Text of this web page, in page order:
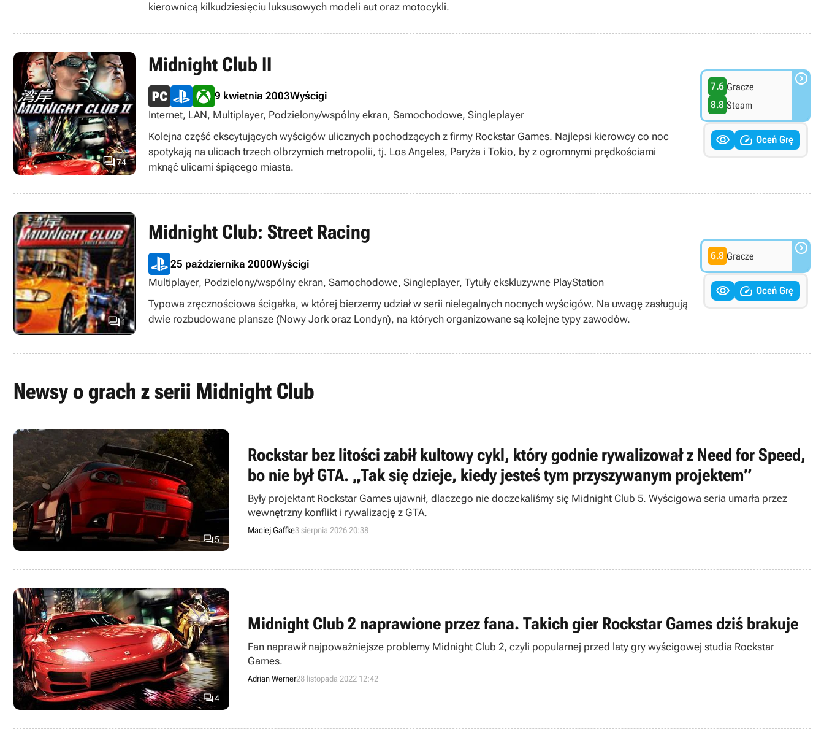
kierownicą kilkudziesięciu luksusowych modeli aut oraz motocykli.
74
Midnight Club II
9 kwietnia 2003Wyścigi
Internet, LAN, Multiplayer, Podzielony/wspólny ekran, Samochodowe, Singleplayer
Kolejna część ekscytujących wyścigów ulicznych pochodzących z firmy Rockstar Games. Najlepsi kierowcy co noc
spotykają na ulicach trzech olbrzymich metropolii, tj. Los Angeles, Paryża i Tokio, by z ogromnymi prędkościami
mknąć ulicami śpiącego miasta.
7.6 Gracze
8.8 Steam

  Oceń Grę
1
Midnight Club: Street Racing
25 października 2000Wyścigi
Multiplayer, Podzielony/wspólny ekran, Samochodowe, Singleplayer, Tytuły ekskluzywne PlayStation
Typowa zręcznościowa ścigałka, w której bierzemy udział w serii nielegalnych nocnych wyścigów. Na uwagę zasługują
dwie rozbudowane plansze (Nowy Jork oraz Londyn), na których organizowane są kolejne typy zawodów.
6.8 Gracze 
  Oceń Grę
Newsy o grach z serii Midnight Club
5
Rockstar bez litości zabił kultowy cykl, który godnie rywalizował z Need for Speed,
bo nie był GTA. „Tak się dzieje, kiedy jesteś tym przyszywanym projektem”
Były projektant Rockstar Games ujawnił, dlaczego nie doczekaliśmy się Midnight Club 5. Wyścigowa seria umarła przez
wewnętrzny konflikt i rywalizację z GTA.
Maciej Gaffke3 sierpnia 2026 20:38
4
Midnight Club 2 naprawione przez fana. Takich gier Rockstar Games dziś brakuje
Fan naprawił najpoważniejsze problemy Midnight Club 2, czyli popularnej przed laty gry wyścigowej studia Rockstar
Games.
Adrian Werner28 listopada 2022 12:42